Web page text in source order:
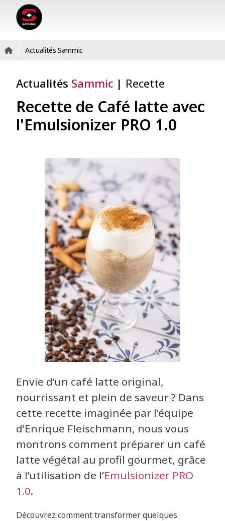
Actualités Sammic
Actualités Sammic | Recette
Recette de Café latte avec
l'Emulsionizer PRO 1.0
Envie d’un café latte original,
nourrissant et plein de saveur ? Dans
cette recette imaginée par l’équipe
d’Enrique Fleischmann, nous vous
montrons comment préparer un café
latte végétal au profil gourmet, grâce
à l’utilisation de l’Emulsionizer PRO
1.0.
Découvrez comment transformer quelques